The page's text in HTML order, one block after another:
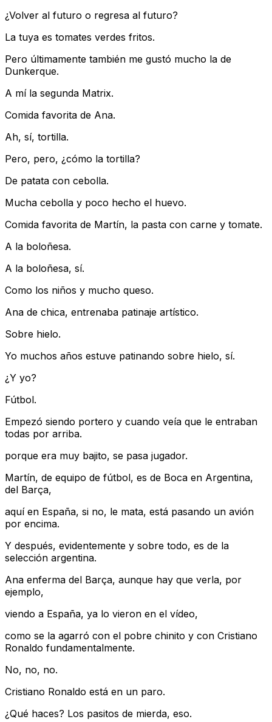
¿Volver al futuro o regresa al futuro?
La tuya es tomates verdes fritos.
Pero últimamente también me gustó mucho la de
Dunkerque.
A mí la segunda Matrix.
Comida favorita de Ana.
Ah, sí, tortilla.
Pero, pero, ¿cómo la tortilla?
De patata con cebolla.
Mucha cebolla y poco hecho el huevo.
Comida favorita de Martín, la pasta con carne y tomate.
A la boloñesa.
A la boloñesa, sí.
Como los niños y mucho queso.
Ana de chica, entrenaba patinaje artístico.
Sobre hielo.
Yo muchos años estuve patinando sobre hielo, sí.
¿Y yo?
Fútbol.
Empezó siendo portero y cuando veía que le entraban
todas por arriba.
porque era muy bajito, se pasa jugador.
Martín, de equipo de fútbol, es de Boca en Argentina,
del Barça,
aquí en España, si no, le mata, está pasando un avión
por encima.
Y después, evidentemente y sobre todo, es de la
selección argentina.
Ana enferma del Barça, aunque hay que verla, por
ejemplo,
viendo a España, ya lo vieron en el vídeo,
como se la agarró con el pobre chinito y con Cristiano
Ronaldo fundamentalmente.
No, no, no.
Cristiano Ronaldo está en un paro.
¿Qué haces? Los pasitos de mierda, eso.